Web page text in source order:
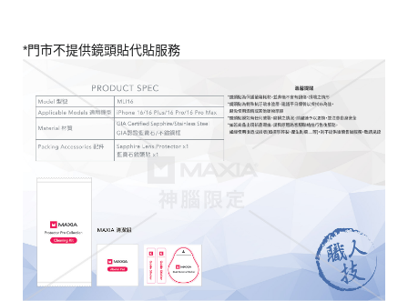
*門市不提供鏡頭貼代貼服務